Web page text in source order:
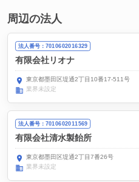
周辺の法人
法人番号：7010602016329
有限会社リオナ
東京都墨田区堤通2丁目10番17-511号
業界未設定
法人番号：7010602011569
有限会社清水製飴所
東京都墨田区堤通2丁目7番26号
業界未設定